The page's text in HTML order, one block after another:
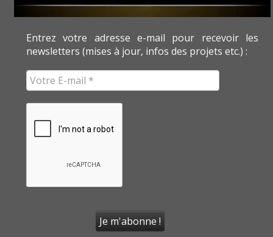
Entrez votre adresse e-mail pour recevoir les
newsletters (mises à jour, infos des projets etc.) :